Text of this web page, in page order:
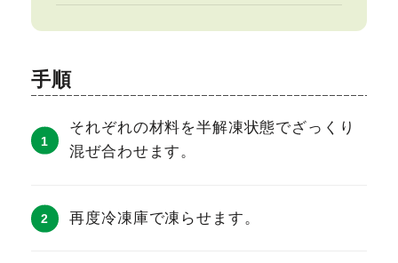
手順
それぞれの材料を半解凍状態でざっくり
混ぜ合わせます。
再度冷凍庫で凍らせます。